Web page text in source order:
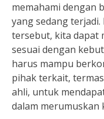
memahami dengan
yang sedang
tersebut, kita dapat
sesuai dengan
harus mampu
pihak terkait,
ahli, untuk
dalam merumuskan